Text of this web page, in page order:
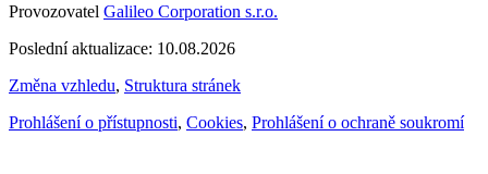
Provozovatel Galileo Corporation s.r.o.
Poslední aktualizace: 10.08.2026
Změna vzhledu, Struktura stránek
Prohlášení o přístupnosti, Cookies, Prohlášení o ochraně soukromí